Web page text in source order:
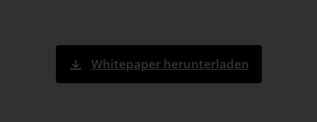
Whitepaper herunterladen